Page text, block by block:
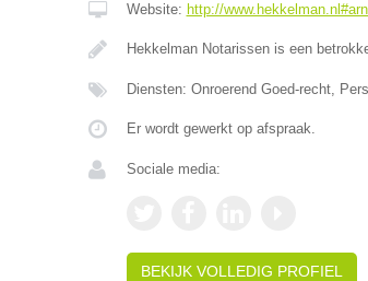
Website: http://
Hekkelman Notarissen is een
Diensten: Onroerend Goed-recht,
Er wordt gewerkt op afspraak.
Sociale media:
BEKIJK VOLLEDIG PROFIEL